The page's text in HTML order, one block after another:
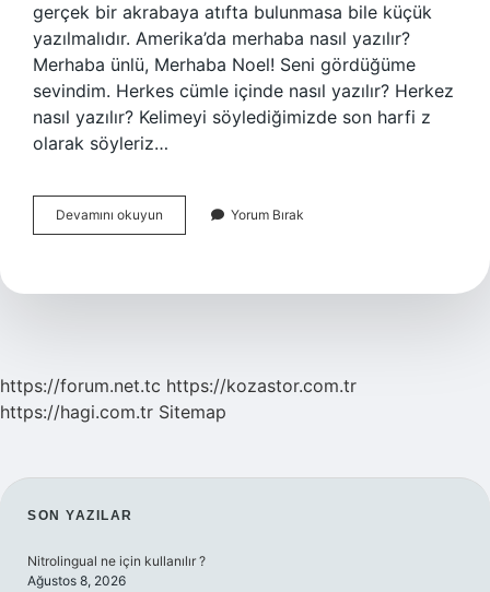
gerçek bir akrabaya atıfta bulunmasa bile küçük
yazılmalıdır. Amerika’da merhaba nasıl yazılır?
Merhaba ünlü, Merhaba Noel! Seni gördüğüme
sevindim. Herkes cümle içinde nasıl yazılır? Herkez
nasıl yazılır? Kelimeyi söylediğimizde son harfi z
olarak söyleriz…
Devamını okuyun Herkese
Merhaba
Yorum Bırak
https://forum.net.tc https://kozastor.com.tr
https://hagi.com.tr Sitemap
SIDEBAR
SON YAZILAR
Nitrolingual ne için kullanılır ?
Ağustos 8, 2026